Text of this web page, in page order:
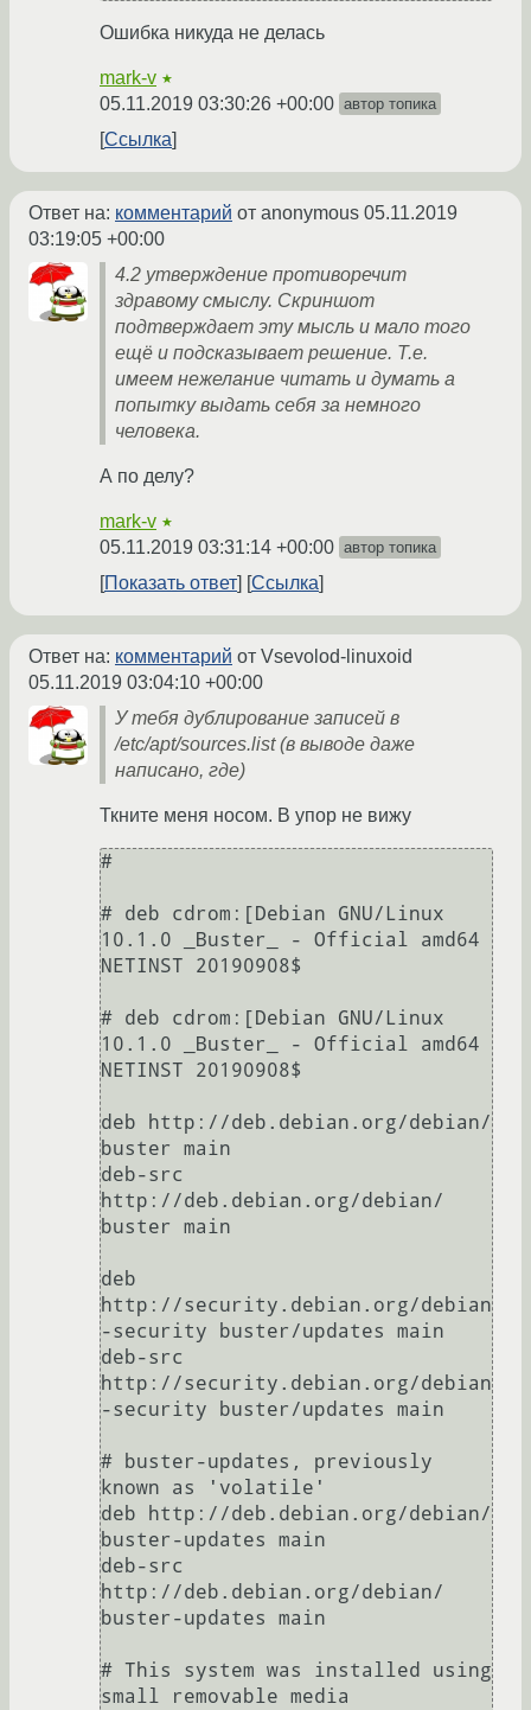
Ошибка никуда не делась
mark-v ★
05.11.2019 03:30:26 +00:00 автор топика
Ссылка
Ответ на: комментарий от anonymous 05.11.2019
03:19:05 +00:00
4.2 утверждение противоречит
здравому смыслу. Скриншот
подтверждает эту мысль и мало того
ещё и подсказывает решение. Т.е.
имеем нежелание читать и думать а
попытку выдать себя за немного
человека.
А по делу?
mark-v ★
05.11.2019 03:31:14 +00:00 автор топика
Показать ответ Ссылка
Ответ на: комментарий от Vsevolod-linuxoid
05.11.2019 03:04:10 +00:00
У тебя дублирование записей в
/etc/apt/sources.list (в выводе даже
написано, где)
Ткните меня носом. В упор не вижу
#
# deb cdrom:[Debian GNU/Linux
10.1.0 _Buster_ - Official amd64
NETINST 20190908$
# deb cdrom:[Debian GNU/Linux
10.1.0 _Buster_ - Official amd64
NETINST 20190908$
deb http://deb.debian.org/debian/
buster main
deb-src
http://deb.debian.org/debian/
buster main
deb
http://security.debian.org/debian
-security buster/updates main
deb-src
http://security.debian.org/debian
-security buster/updates main
# buster-updates, previously
known as 'volatile'
deb http://deb.debian.org/debian/
buster-updates main
deb-src
http://deb.debian.org/debian/
buster-updates main
# This system was installed using
small removable media